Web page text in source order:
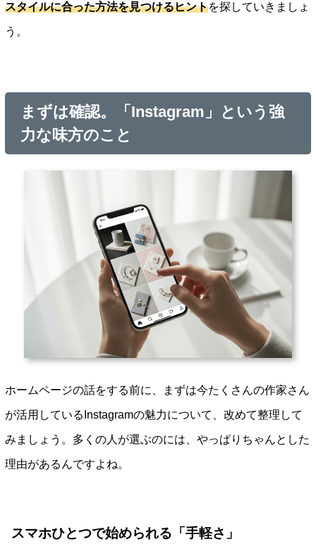
スタイルに合った方法を見つけるヒントを探していきましょ
う。
まずは確認。「Instagram」という強
力な味方のこと
ホームページの話をする前に、まずは今たくさんの作家さん
が活用しているInstagramの魅力について、改めて整理して
みましょう。多くの人が選ぶのには、やっぱりちゃんとした
理由があるんですよね。
スマホひとつで始められる「手軽さ」